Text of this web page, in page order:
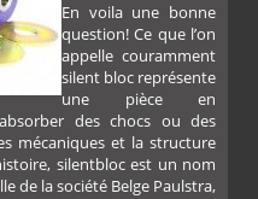
En voila une bonne
question! Ce que l’on
appelle couramment
silent bloc représente
une pièce en
des chocs ou des
mécaniques et la structure
silentbloc est un nom
de la société Belge Paulstra,